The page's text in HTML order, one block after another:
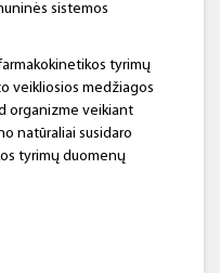
sistemos
tyrimų
veikliosios medžiagos
organizme veikiant
natūraliai susidaro
tyrimų duomenų